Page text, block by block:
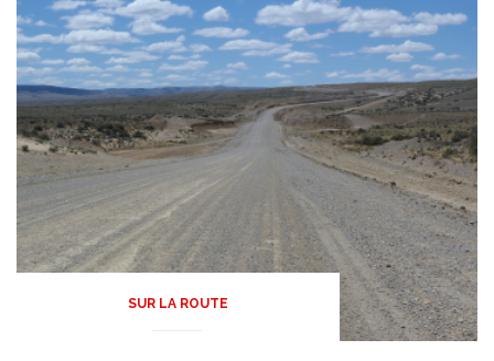
SUR LA ROUTE